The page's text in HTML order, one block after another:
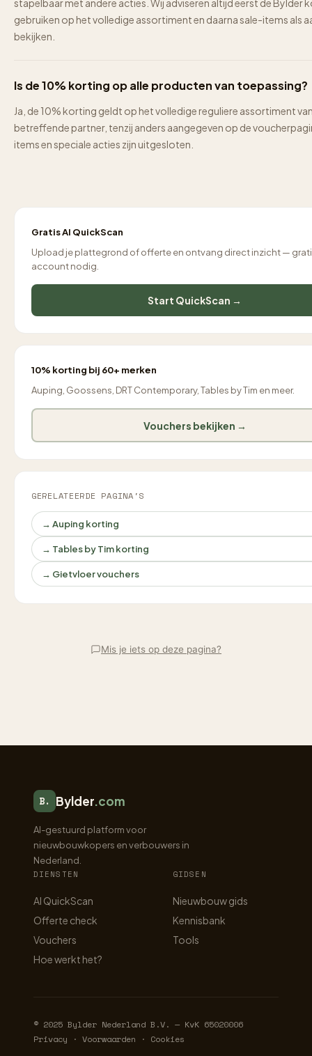
stapelbaar met andere acties. Wij adviseren altijd eerst de Bylder
gebruiken op het volledige assortiment en daarna sale-items als
bekijken.
Is de 10% korting op alle producten van toepassing?
Ja, de 10% korting geldt op het volledige reguliere assortiment
betreffende partner, tenzij anders aangegeven op de
items en speciale acties zijn uitgesloten.
Gratis AI QuickScan
Upload je plattegrond of offerte en ontvang direct inzicht —
account nodig.
Start QuickScan →
10% korting bij 60+ merken
Auping, Goossens, DRT Contemporary, Tables by Tim en meer.
Vouchers bekijken →
GERELATEERDE PAGINA'S
→ Auping korting
→ Tables by Tim korting
→ Gietvloer vouchers
Mis je iets op deze pagina?
B. Bylder.com
AI-gestuurd platform voor
nieuwbouwkopers en verbouwers in
Nederland.
DIENSTEN
AI QuickScan
Offerte check
Vouchers
Hoe werkt het?
GIDSEN
Nieuwbouw gids
Kennisbank
Tools
© 2025 Bylder Nederland B.V. — KvK 65020006
Privacy · Voorwaarden · Cookies